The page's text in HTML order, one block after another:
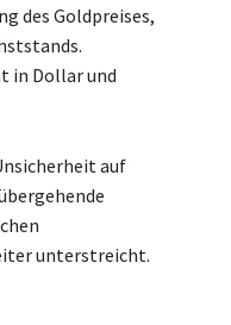
des Goldpreises,
in Dollar und
auf
unterstreicht.